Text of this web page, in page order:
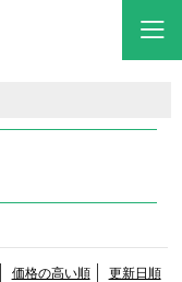
価格の高い順 更新日順